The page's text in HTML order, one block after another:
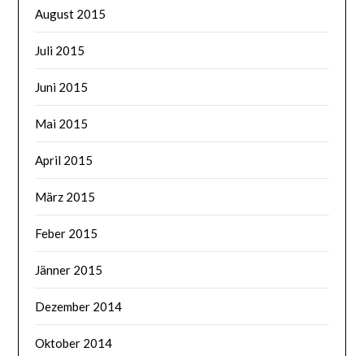
August 2015
Juli 2015
Juni 2015
Mai 2015
April 2015
März 2015
Feber 2015
Jänner 2015
Dezember 2014
Oktober 2014